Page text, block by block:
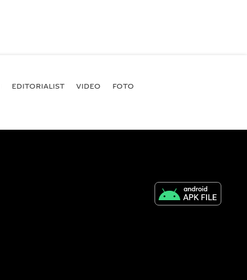
EDITORIALIST VIDEO FOTO